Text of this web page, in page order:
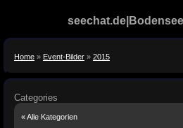
Home » Event-Bilder » 2015
Categories
« Alle Kategorien